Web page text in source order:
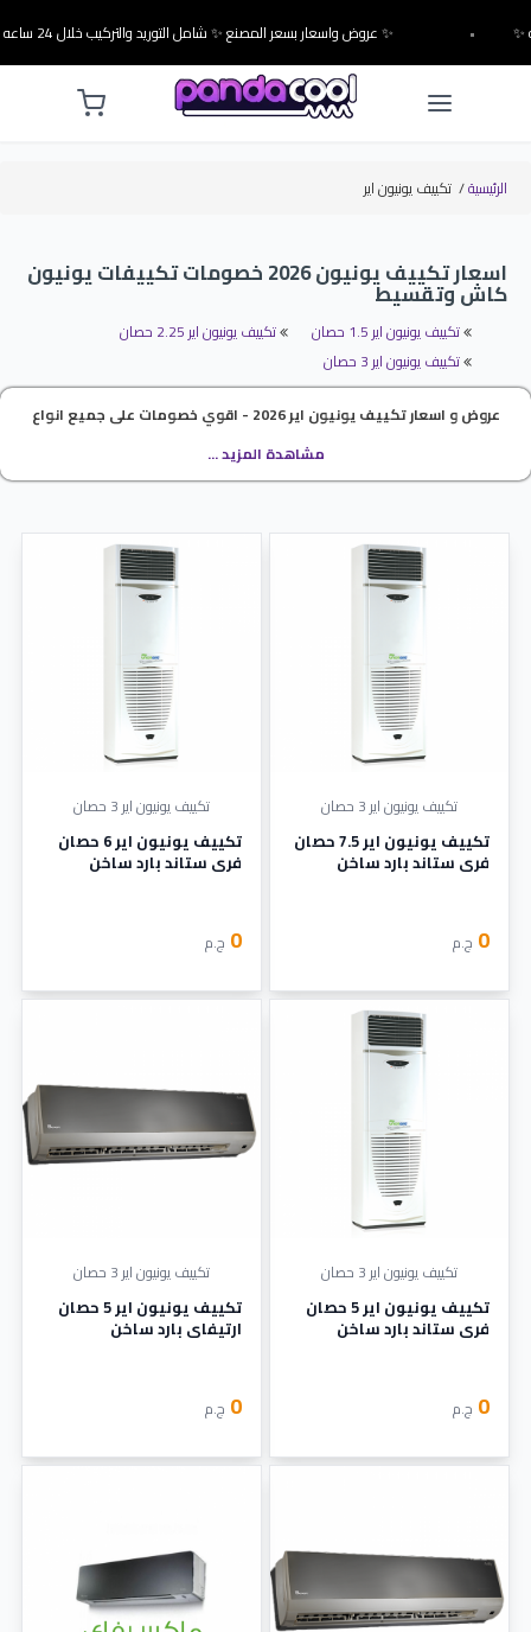
✨ عروض واسعار بسعر المصنع ✨ شامل التوريد والتركيب خلال 24 ساعه ✨ •
الرئيسية/ تكييف يونيون اير
اسعار تكييف يونيون 2026 خصومات تكييفات يونيون
كاش وتقسيط
تكييف يونيون اير 1.5 حصان
تكييف يونيون اير 2.25 حصان
تكييف يونيون اير 3 حصان
عروض و اسعار تكييف يونيون اير 2026 - اقوي خصومات على جميع انواع
وموديلات تكييف يونيون اير كاش وبالتقسيط من توكيل تكييف يونيون اير .
تسوق الان افضل العروض
مشاهدة المزيد ...
تكييف يونيون اير 3 حصان
تكييف يونيون اير 7.5 حصان
فري ستاند بارد ساخن
0 ج.م
تكييف يونيون اير 3 حصان
تكييف يونيون اير 6 حصان
فري ستاند بارد ساخن
0 ج.م
تكييف يونيون اير 3 حصان
تكييف يونيون اير 5 حصان
فري ستاند بارد ساخن
0 ج.م
تكييف يونيون اير 3 حصان
تكييف يونيون اير 5 حصان
ارتيفاي بارد ساخن
0 ج.م